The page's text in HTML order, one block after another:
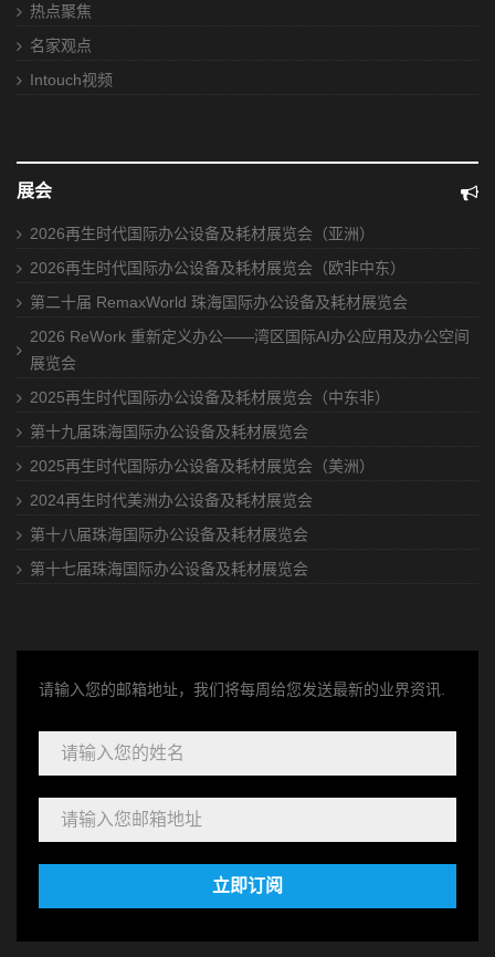
热点聚焦
名家观点
Intouch视频
展会
2026再生时代国际办公设备及耗材展览会（亚洲）
2026再生时代国际办公设备及耗材展览会（欧非中东）
第二十届 RemaxWorld 珠海国际办公设备及耗材展览会
2026 ReWork 重新定义办公——湾区国际AI办公应用及办公空间
展览会
2025再生时代国际办公设备及耗材展览会（中东非）
第十九届珠海国际办公设备及耗材展览会
2025再生时代国际办公设备及耗材展览会（美洲）
2024再生时代美洲办公设备及耗材展览会
第十八届珠海国际办公设备及耗材展览会
第十七届珠海国际办公设备及耗材展览会
请输入您的邮箱地址，我们将每周给您发送最新的业界资讯.
立即订阅